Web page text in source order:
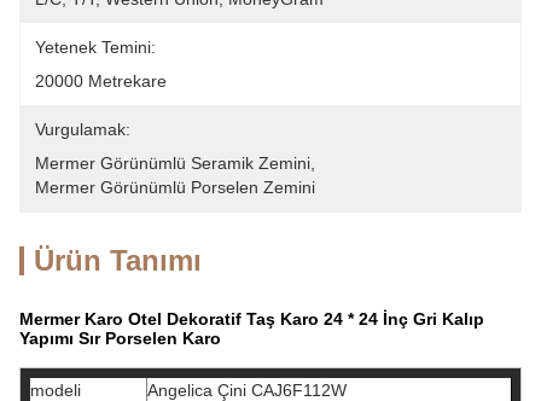
Yetenek Temini:
20000 Metrekare
Vurgulamak:
Mermer Görünümlü Seramik Zemini
Mermer Görünümlü Porselen Zemini
Ürün Tanımı
Mermer Karo Otel Dekoratif Taş Karo 24 * 24 İnç Gri Kalıp
Yapımı Sır Porselen Karo
modeli
Angelica Çini CAJ6F112W